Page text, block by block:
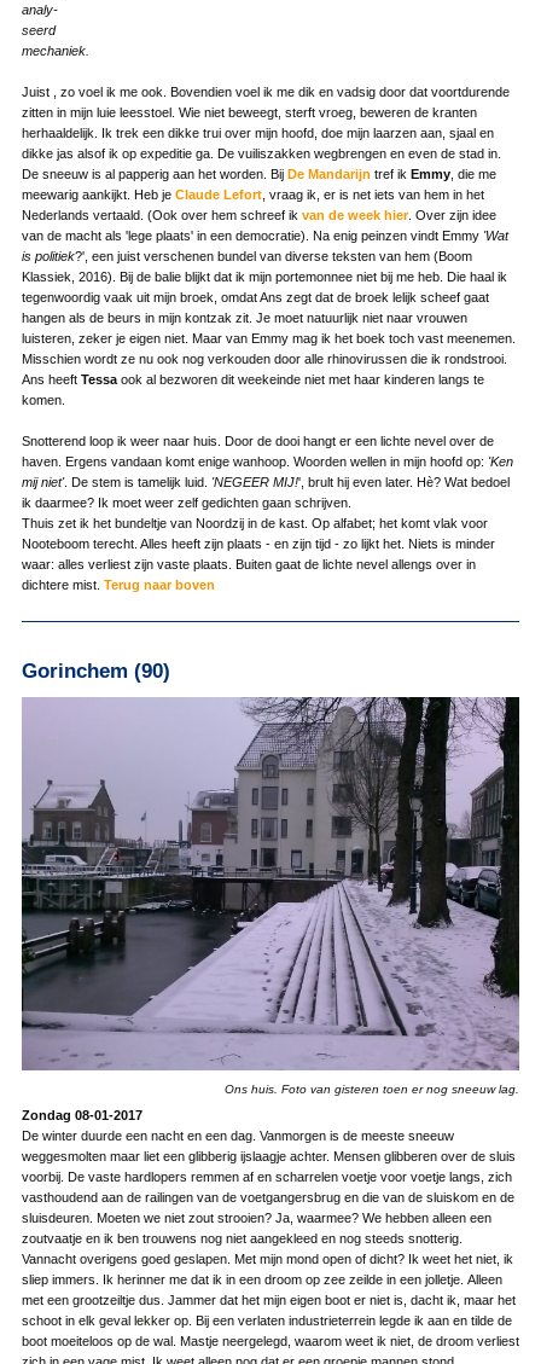
analy-
seerd
mechaniek.
Juist , zo voel ik me ook. Bovendien voel ik me dik en vadsig door dat voortdurende
zitten in mijn luie leesstoel. Wie niet beweegt, sterft vroeg, beweren de kranten
herhaaldelijk. Ik trek een dikke trui over mijn hoofd, doe mijn laarzen aan, sjaal en
dikke jas alsof ik op expeditie ga. De vuiliszakken wegbrengen en even de stad in.
De sneeuw is al papperig aan het worden. Bij De Mandarijn tref ik Emmy, die me
meewarig aankijkt. Heb je Claude Lefort, vraag ik, er is net iets van hem in het
Nederlands vertaald. (Ook over hem schreef ik van de week hier. Over zijn idee
van de macht als 'lege plaats' in een democratie). Na enig peinzen vindt Emmy 'Wat
is politiek?', een juist verschenen bundel van diverse teksten van hem (Boom
Klassiek, 2016). Bij de balie blijkt dat ik mijn portemonnee niet bij me heb. Die haal ik
tegenwoordig vaak uit mijn broek, omdat Ans zegt dat de broek lelijk scheef gaat
hangen als de beurs in mijn kontzak zit. Je moet natuurlijk niet naar vrouwen
luisteren, zeker je eigen niet. Maar van Emmy mag ik het boek toch vast meenemen.
Misschien wordt ze nu ook nog verkouden door alle rhinovirussen die ik rondstrooi.
Ans heeft Tessaook al bezworen dit weekeinde niet met haar kinderen langs te
komen.
Snotterend loop ik weer naar huis. Door de dooi hangt er een lichte nevel over de
haven. Ergens vandaan komt enige wanhoop. Woorden wellen in mijn hoofd op: 'Ken
mij niet'. De stem is tamelijk luid. 'NEGEER MIJ!', brult hij even later. Hè? Wat bedoel
ik daarmee? Ik moet weer zelf gedichten gaan schrijven.
Thuis zet ik het bundeltje van Noordzij in de kast. Op alfabet; het komt vlak voor
Nooteboom terecht. Alles heeft zijn plaats - en zijn tijd - zo lijkt het. Niets is minder
waar: alles verliest zijn vaste plaats. Buiten gaat de lichte nevel allengs over in
dichtere mist. Terug naar boven
Gorinchem (90)
Ons huis. Foto van gisteren toen er nog sneeuw lag.
Zondag 08-01-2017
De winter duurde een nacht en een dag. Vanmorgen is de meeste sneeuw
weggesmolten maar liet een glibberig ijslaagje achter. Mensen glibberen over de sluis
voorbij. De vaste hardlopers remmen af en scharrelen voetje voor voetje langs, zich
vasthoudend aan de railingen van de voetgangersbrug en die van de sluiskom en de
sluisdeuren. Moeten we niet zout strooien? Ja, waarmee? We hebben alleen een
zoutvaatje en ik ben trouwens nog niet aangekleed en nog steeds snotterig.
Vannacht overigens goed geslapen. Met mijn mond open of dicht? Ik weet het niet, ik
sliep immers. Ik herinner me dat ik in een droom op zee zeilde in een jolletje. Alleen
met een grootzeiltje dus. Jammer dat het mijn eigen boot er niet is, dacht ik, maar het
schoot in elk geval lekker op. Bij een verlaten industrieterrein legde ik aan en tilde de
boot moeiteloos op de wal. Mastje neergelegd, waarom weet ik niet, de droom verliest